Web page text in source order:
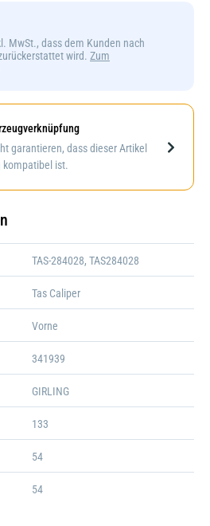
MwSt., dass dem Kunden nach
wird. Zum
kann abweichen
garantieren, dass dieser Artikel
kompatibel ist.
TAS-284028, TAS284028
Tas Caliper
Vorne
341939
GIRLING
133
54
54